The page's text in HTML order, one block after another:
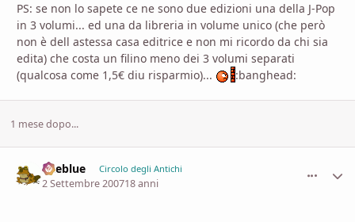
PS: se non lo sapete ce ne sono due edizioni una della J-Pop
in 3 volumi... ed una da libreria in volume unico (che però
non è dell astessa casa editrice e non mi ricordo da chi sia
edita) che costa un filino meno dei 3 volumi separati
(qualcosa come 1,5€ diu risparmio)...
:banghead:
1 mese dopo...
likeblue Circolo degli Antichi
2 Settembre 200718 anni